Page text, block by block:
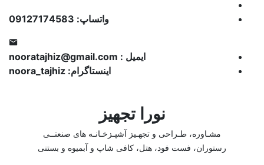
واتساپ: 09127174583
ایمیل : nooratajhiz@gmail.com
اینستاگرام: noora_tajhiz
نورا تجهیز
مشـاوره، طـراحی و تجهـیز آشپـزخـانـه های صنعتــی
رستوران، فست فود، هتل، کافی شاپ و آبمیوه و بستنی